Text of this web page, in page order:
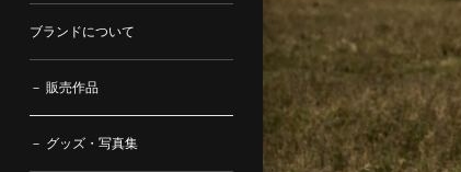
ブランドについて
－ 販売作品
－ グッズ・写真集